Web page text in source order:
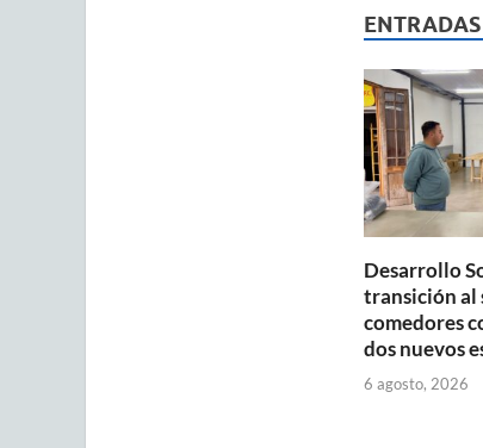
s
A
p
p
b
o
o
k
Desarrollo
transición al
comedores
dos nuevos
6 agosto, 2026